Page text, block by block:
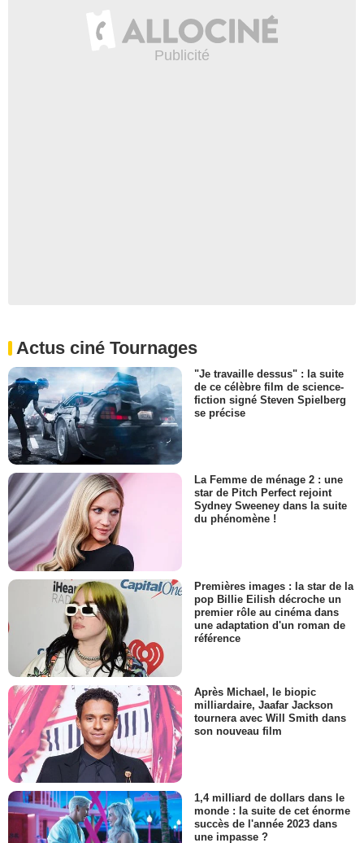
Actus ciné Tournages
"Je travaille dessus" : la suite
de ce célèbre film de science-
fiction signé Steven Spielberg
se précise
La Femme de ménage 2 : une
star de Pitch Perfect rejoint
Sydney Sweeney dans la suite
du phénomène !
Premières images : la star de la
pop Billie Eilish décroche un
premier rôle au cinéma dans
une adaptation d'un roman de
référence
Après Michael, le biopic
milliardaire, Jaafar Jackson
tournera avec Will Smith dans
son nouveau film
1,4 milliard de dollars dans le
monde : la suite de cet énorme
succès de l'année 2023 dans
une impasse ?